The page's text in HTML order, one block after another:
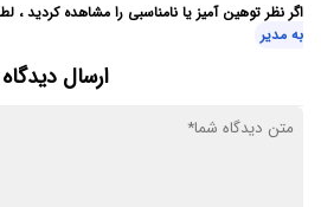
اگر نظر توهین آمیز یا نامناسبی را مشاهده کردید ،
به مدیر
ارسال دیدگاه